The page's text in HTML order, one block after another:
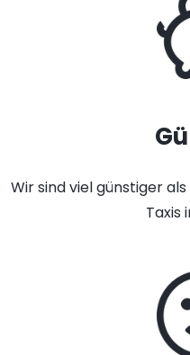
Wir sind viel günstiger
Taxis